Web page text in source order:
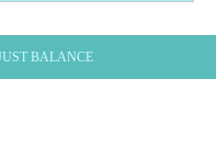
BALANCE